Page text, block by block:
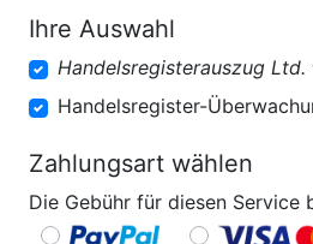
Ihre Auswahl
Handelsregisterauszug Ltd.
Handelsregister-
Zahlungsart wählen
Die Gebühr für diesen Service